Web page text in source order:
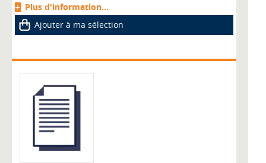
Plus d'information...
Ajouter à ma sélection